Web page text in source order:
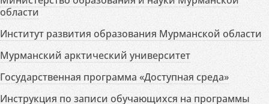
области
Институт развития образования Мурманской области
Мурманский арктический университет
Государственная программа «Доступная среда»
Инструкция по записи обучающихся на программы